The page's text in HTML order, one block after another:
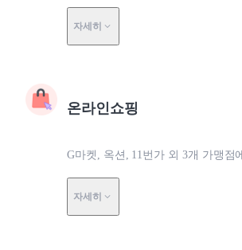
자세히
온라인쇼핑
G마켓, 옥션, 11번가 외 3개 가맹점
자세히